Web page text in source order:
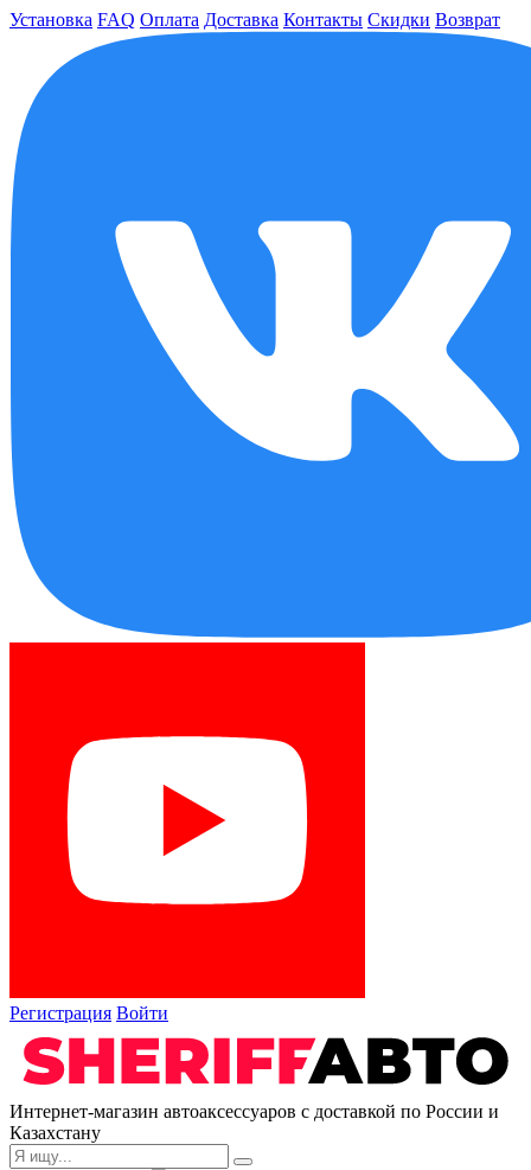
Установка FAQ Оплата Доставка Контакты Скидки Возврат
Регистрация Войти
Интернет-магазин автоаксессуаров с доставкой по России и
Казахстану